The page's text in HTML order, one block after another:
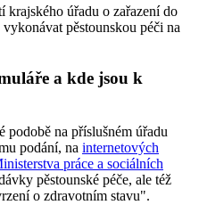
krajského úřadu o zařazení do
pěstounskou péči na
a kde jsou k
podobě na příslušném úřadu
podání, na internetových
práce a sociálních
pěstounské péče, ale též
o zdravotním stavu".